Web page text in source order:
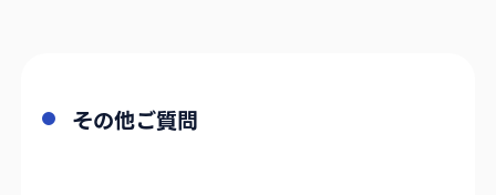
その他ご質問